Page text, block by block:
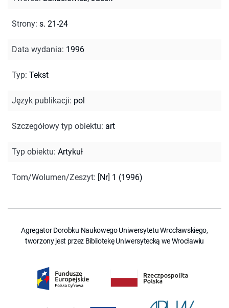
Strony: s. 21-24
Data wydania: 1996
Typ: Tekst
Język publikacji: pol
Szczegółowy typ obiektu: art
Typ obiektu: Artykuł
Tom/Wolumen/Zeszyt: [Nr] 1 (1996)
Agregator Dorobku Naukowego Uniwersytetu Wrocławskiego,
tworzony jest przez Bibliotekę Uniwersytecką we Wrocławiu